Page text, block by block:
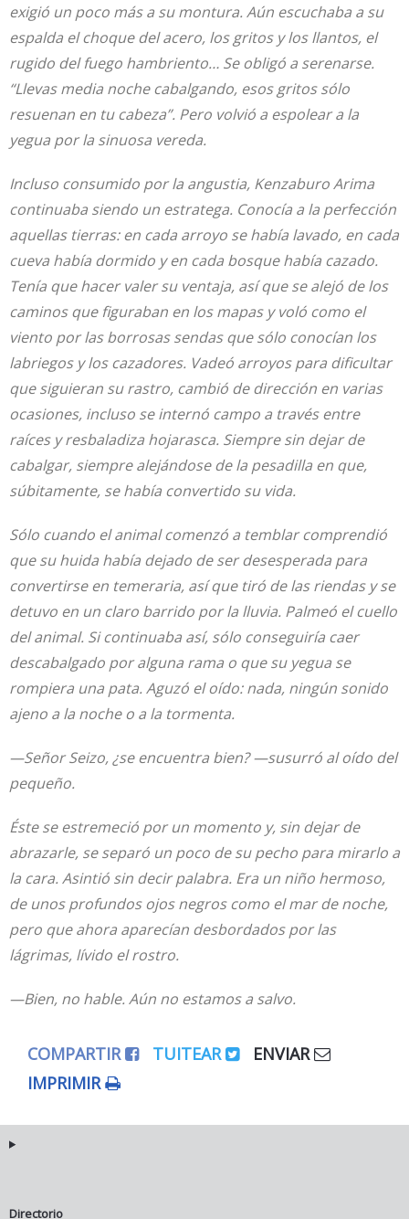
exigió un poco más a su montura. Aún escuchaba a su
espalda el choque del acero, los gritos y los llantos, el
rugido del fuego hambriento… Se obligó a serenarse.
“Llevas media noche cabalgando, esos gritos sólo
resuenan en tu cabeza”. Pero volvió a espolear a la
yegua por la sinuosa vereda.
Incluso consumido por la angustia, Kenzaburo Arima
continuaba siendo un estratega. Conocía a la perfección
aquellas tierras: en cada arroyo se había lavado, en cada
cueva había dormido y en cada bosque había cazado.
Tenía que hacer valer su ventaja, así que se alejó de los
caminos que figuraban en los mapas y voló como el
viento por las borrosas sendas que sólo conocían los
labriegos y los cazadores. Vadeó arroyos para dificultar
que siguieran su rastro, cambió de dirección en varias
ocasiones, incluso se internó campo a través entre
raíces y resbaladiza hojarasca. Siempre sin dejar de
cabalgar, siempre alejándose de la pesadilla en que,
súbitamente, se había convertido su vida.
Sólo cuando el animal comenzó a temblar comprendió
que su huida había dejado de ser desesperada para
convertirse en temeraria, así que tiró de las riendas y se
detuvo en un claro barrido por la lluvia. Palmeó el cuello
del animal. Si continuaba así, sólo conseguiría caer
descabalgado por alguna rama o que su yegua se
rompiera una pata. Aguzó el oído: nada, ningún sonido
ajeno a la noche o a la tormenta.
—Señor Seizo, ¿se encuentra bien? —susurró al oído del
pequeño.
Éste se estremeció por un momento y, sin dejar de
abrazarle, se separó un poco de su pecho para mirarlo a
la cara. Asintió sin decir palabra. Era un niño hermoso,
de unos profundos ojos negros como el mar de noche,
pero que ahora aparecían desbordados por las
lágrimas, lívido el rostro.
—Bien, no hable. Aún no estamos a salvo.
COMPARTIR TUITEAR
ENVIAR
IMPRIMIR
Directorio